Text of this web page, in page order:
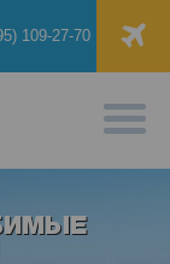
109-27-70